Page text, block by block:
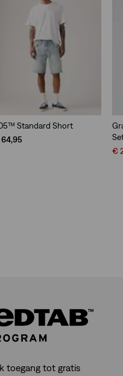
Standard Short
€
toegang tot gratis